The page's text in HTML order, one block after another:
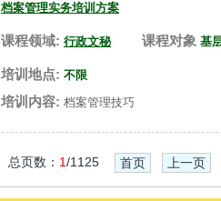
档案管理实务培训方案
课程领域: 行政文秘 课程对象 基
培训地点: 不限
培训内容: 档案管理技巧
总页数： 1/1125 首页 上一页